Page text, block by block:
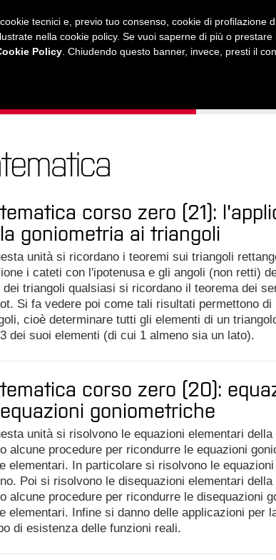
tecnici e, previo tuo consenso, cookie di profilazione
nella cookie policy. Se vuoi saperne di più o prestare
Policy . Chiudendo questo banner, invece, presti il
corso zero (21):
goniometria ai triangoli
unità si ricordano i teoremi sui triangoli
i cateti con l'ipotenusa e gli angoli (non retti)
dei triangoli qualsiasi si ricordano il teorema dei
Si fa vedere poi come tali risultati permettono di
cioè determinare tutti gli elementi di un
dei suoi elementi (di cui 1 almeno sia un lato).
corso zero (20):
goniometriche
unità si risolvono le equazioni elementari
alcune procedure per ricondurre le equazioni
elementari. In particolare si risolvono le
Poi si risolvono le disequazioni elementari
alcune procedure per ricondurre le disequazioni
elementari. Infine si danno delle applicazioni per
di esistenza delle funzioni reali.